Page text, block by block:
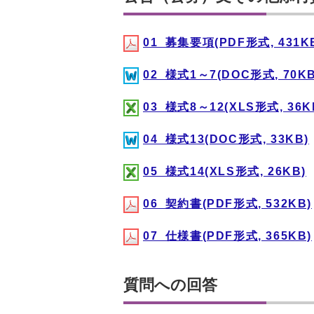
01_募集要項(PDF形式,
02_様式1～7(DOC形式,
03_様式8～12(XLS形式,
04_様式13(DOC形式, 33KB)
05_様式14(XLS形式, 26KB)
06_契約書(PDF形式, 532KB)
07_仕様書(PDF形式, 365KB)
質問への回答